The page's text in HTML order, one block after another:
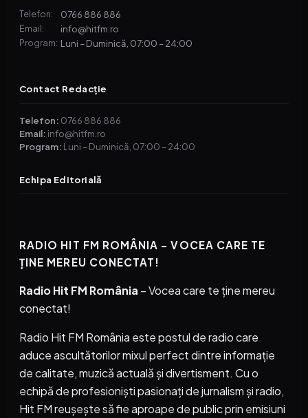
Telefon: 0766 886 886
Email: info@hitfm.ro
Program: Luni – Duminică, 07:00 – 24:00
Contact Redacție
Telefon: 0766 886 886
Email: info@hitfm.ro
Program: Luni – Duminică, 07:00 – 24:00
Echipa Editorială
RADIO HIT FM ROMÂNIA – VOCEA CARE TE
ȚINE MEREU CONECTAT!
Radio Hit FM România – Vocea care te ține mereu
conectat!
Radio Hit FM România este postul de radio care
aduce ascultătorilor mixul perfect dintre informație
de calitate, muzică actuală și divertisment. Cu o
echipă de profesioniști pasionați de jurnalism și radio,
Hit FM reușește să fie aproape de public prin emisiuni